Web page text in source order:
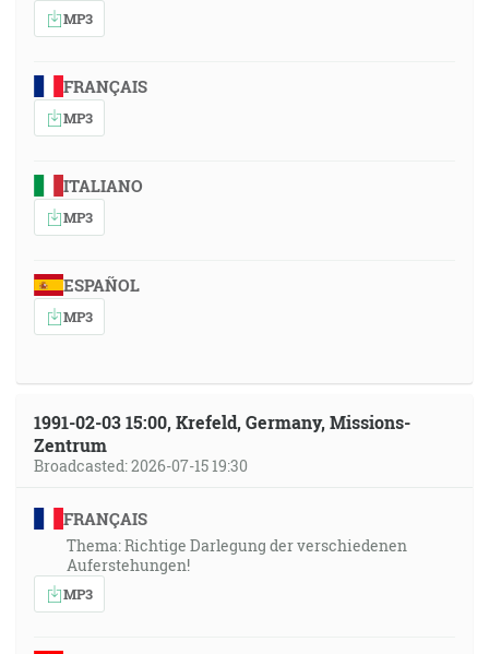
MP3
FRANÇAIS
MP3
ITALIANO
MP3
ESPAÑOL
MP3
1991-02-03 15:00, Krefeld, Germany, Missions-
Zentrum
Broadcasted: 2026-07-15 19:30
FRANÇAIS
Thema: Richtige Darlegung der verschiedenen
Auferstehungen!
MP3